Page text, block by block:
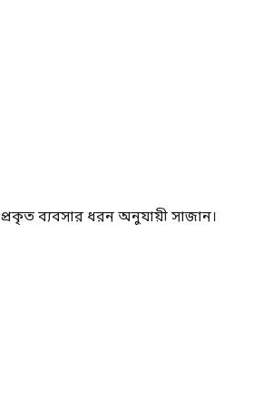
ব্যবসার ধরন অনুযায়ী সাজান।